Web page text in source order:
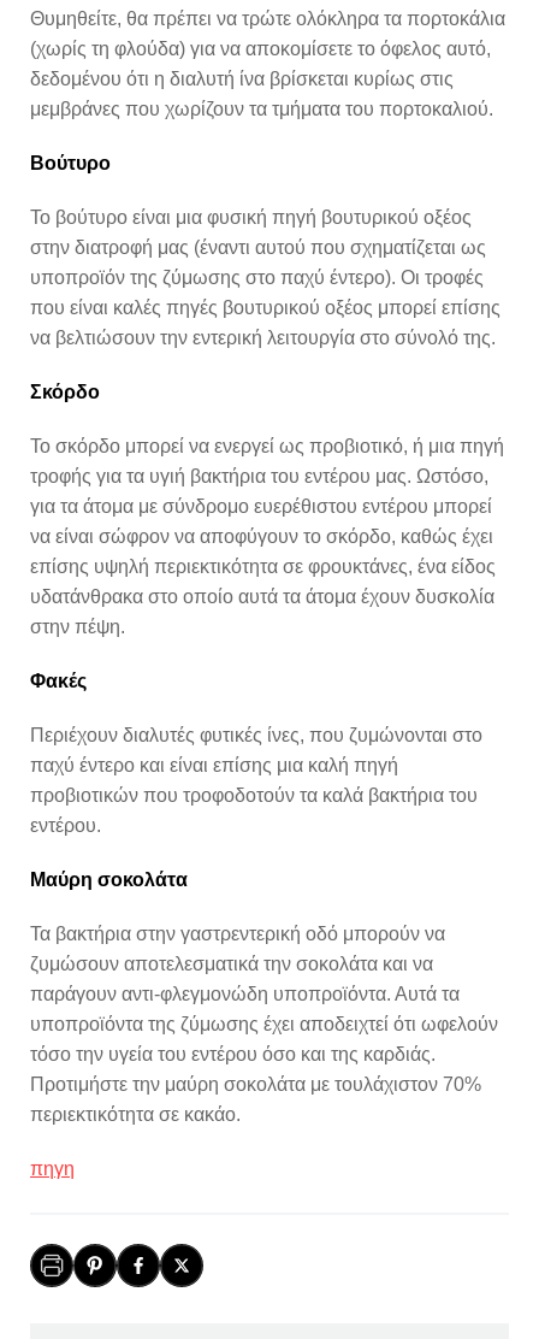
Θυμηθείτε, θα πρέπει να τρώτε ολόκληρα τα πορτοκάλια
(χωρίς τη φλούδα) για να αποκομίσετε το όφελος αυτό,
δεδομένου ότι η διαλυτή ίνα βρίσκεται κυρίως στις
μεμβράνες που χωρίζουν τα τμήματα του πορτοκαλιού.
Βούτυρο
Το βούτυρο είναι μια φυσική πηγή βουτυρικού οξέος
στην διατροφή μας (έναντι αυτού που σχηματίζεται ως
υποπροϊόν της ζύμωσης στο παχύ έντερο). Οι τροφές
που είναι καλές πηγές βουτυρικού οξέος μπορεί επίσης
να βελτιώσουν την εντερική λειτουργία στο σύνολό της.
Σκόρδο
Το σκόρδο μπορεί να ενεργεί ως προβιοτικό, ή μια πηγή
τροφής για τα υγιή βακτήρια του εντέρου μας. Ωστόσο,
για τα άτομα με σύνδρομο ευερέθιστου εντέρου μπορεί
να είναι σώφρον να αποφύγουν το σκόρδο, καθώς έχει
επίσης υψηλή περιεκτικότητα σε φρουκτάνες, ένα είδος
υδατάνθρακα στο οποίο αυτά τα άτομα έχουν δυσκολία
στην πέψη.
Φακές
Περιέχουν διαλυτές φυτικές ίνες, που ζυμώνονται στο
παχύ έντερο και είναι επίσης μια καλή πηγή
προβιοτικών που τροφοδοτούν τα καλά βακτήρια του
εντέρου.
Μαύρη σοκολάτα
Τα βακτήρια στην γαστρεντερική οδό μπορούν να
ζυμώσουν αποτελεσματικά την σοκολάτα και να
παράγουν αντι-φλεγμονώδη υποπροϊόντα. Αυτά τα
υποπροϊόντα της ζύμωσης έχει αποδειχτεί ότι ωφελούν
τόσο την υγεία του εντέρου όσο και της καρδιάς.
Προτιμήστε την μαύρη σοκολάτα με τουλάχιστον 70%
περιεκτικότητα σε κακάο.
πηγη